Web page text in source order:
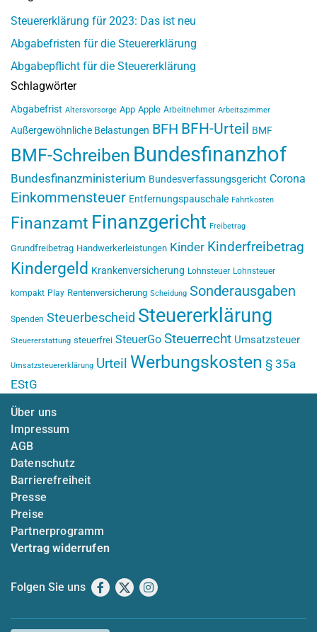
Steuererklärung für 2023: Das ist neu
Abgabefristen für die Steuererklärung
Abgabepflicht für die Steuererklärung
Schlagwörter
Abgabefrist Altersvorsorge App Apple Arbeitnehmer Arbeitszimmer
Außergewöhnliche Belastungen BFH BFH-Urteil BMF
BMF-Schreiben Bundesfinanzhof
Bundesfinanzministerium Bundesverfassungsgericht Corona
Einkommensteuer Entfernungspauschale Fahrtkosten
Finanzamt Finanzgericht Freibetrag
Grundfreibetrag Handwerkerleistungen Kinder Kinderfreibetrag
Kindergeld Krankenversicherung Lohnsteuer Lohnsteuer
kompakt Play Rentenversicherung Scheidung Sonderausgaben
Spenden Steuerbescheid Steuererklärung
Steuererstattung steuerfrei SteuerGo Steuerrecht Umsatzsteuer
Umsatzsteuererklärung Urteil Werbungskosten § 35a
EStG
Über uns
Impressum
AGB
Datenschutz
Barrierefreiheit
Presse
Preise
Partnerprogramm
Vertrag widerrufen
Folgen Sie uns Facebook
X Instagram